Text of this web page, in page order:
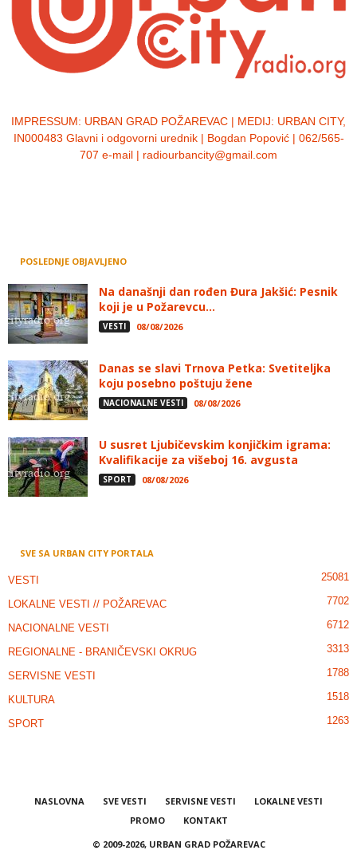
IMPRESSUM: URBAN GRAD POŽAREVAC | MEDIJ: URBAN CITY,
IN000483 Glavni i odgovorni urednik | Bogdan Popović | 062/565-
707 e-mail | radiourbancity@gmail.com
POSLEDNJE OBJAVLJENO
Na današnji dan rođen Đura Jakšić: Pesnik
koji je u Požarevcu...
VESTI 08/08/2026
Danas se slavi Trnova Petka: Svetiteljka
koju posebno poštuju žene
NACIONALNE VESTI 08/08/2026
U susret Ljubičevskim konjičkim igrama:
Kvalifikacije za višeboj 16. avgusta
SPORT 08/08/2026
SVE SA URBAN CITY PORTALA
VESTI 25081
LOKALNE VESTI // POŽAREVAC 7702
NACIONALNE VESTI 6712
REGIONALNE - BRANIČEVSKI OKRUG 3313
SERVISNE VESTI 1788
KULTURA 1518
SPORT 1263
NASLOVNA SVE VESTI SERVISNE VESTI
LOKALNE VESTI
PROMO
KONTAKT
© 2009-2026, URBAN GRAD POŽAREVAC